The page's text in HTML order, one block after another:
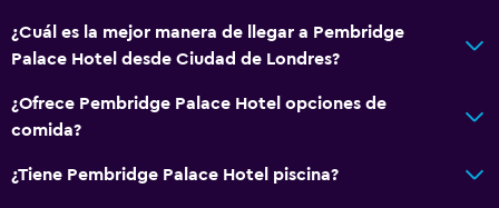
¿Cuál es la mejor manera de llegar a Pembridge
Palace Hotel desde Ciudad de Londres?
¿Ofrece Pembridge Palace Hotel opciones de
comida?
¿Tiene Pembridge Palace Hotel piscina?